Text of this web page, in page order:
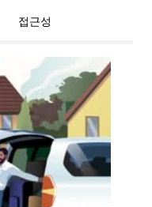
접근성